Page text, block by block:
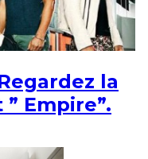
la
Empire”.